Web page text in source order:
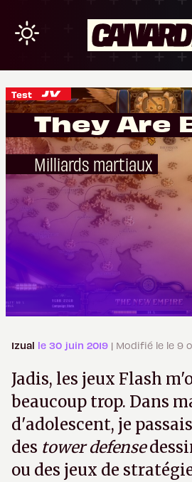
Test
They Are
Milliards martiaux
Izual le 30 juin 2019 | Modifié le le 9
Jadis, les jeux Flash
beaucoup trop. Dans
d'adolescent, je
des tower defense
ou des jeux de